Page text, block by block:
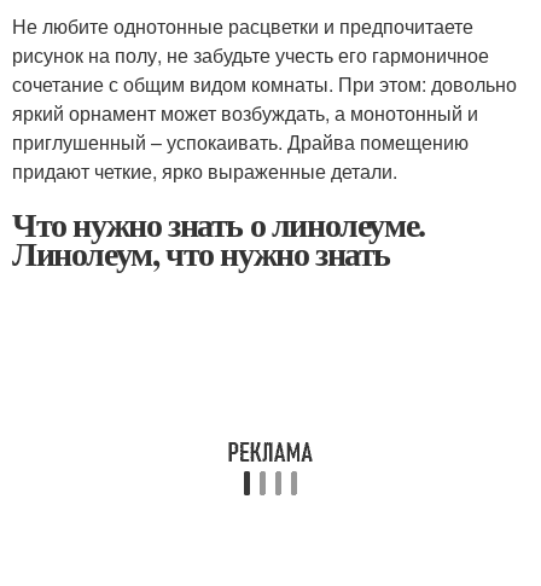
Не любите однотонные расцветки и предпочитаете
рисунок на полу, не забудьте учесть его гармоничное
сочетание с общим видом комнаты. При этом: довольно
яркий орнамент может возбуждать, а монотонный и
приглушенный – успокаивать. Драйва помещению
придают четкие, ярко выраженные детали.
Что нужно знать о линолеуме.
Линолеум, что нужно знать